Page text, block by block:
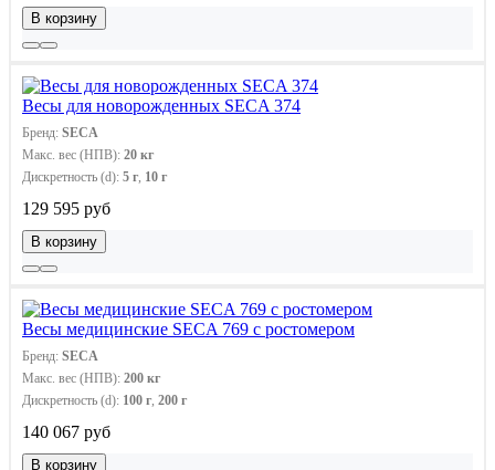
В корзину
Весы для новорожденных SECA 374
Бренд: SECA
Макс. вес (НПВ): 20 кг
Дискретность (d): 5 г, 10 г
129 595 руб
В корзину
Весы медицинские SECA 769 с ростомером
Бренд: SECA
Макс. вес (НПВ): 200 кг
Дискретность (d): 100 г, 200 г
140 067 руб
В корзину